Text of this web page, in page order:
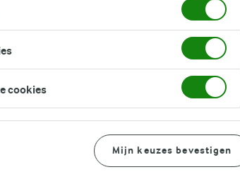
cookies
Mijn keuzes bevestigen